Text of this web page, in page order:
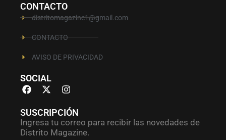
CONTACTO
distritomagazine1@gmail.com
CONTACTO
AVISO DE PRIVACIDAD
SOCIAL
SUSCRIPCIÓN
Ingresa tu correo para recibir las novedades de
Distrito Magazine.